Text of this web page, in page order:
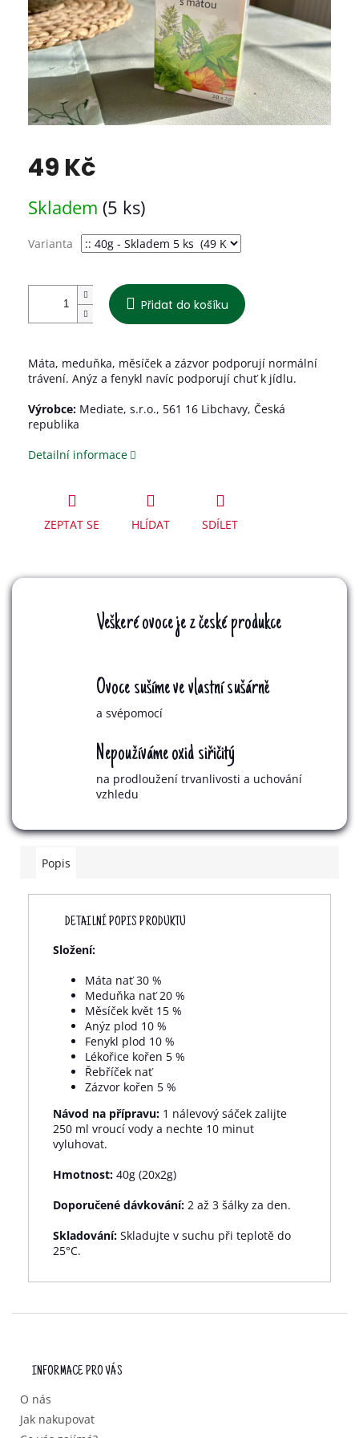
49 Kč
cena:
Skladem (5 ks)
Varianta
Přidat do košíku
Máta, meduňka, měsíček a zázvor podporují normální
trávení. Anýz a fenykl navíc podporují chuť k jídlu.
Výrobce: Mediate, s.r.o., 561 16 Libchavy, Česká
republika
Detailní informace
ZEPTAT SE HLÍDAT SDÍLET
Veškeré ovoce je z české produkce
Ovoce sušíme ve vlastní sušárně
a svépomocí
Nepoužíváme oxid siřičitý
na prodloužení trvanlivosti a uchování
vzhledu
Popis
DETAILNÍ POPIS PRODUKTU
Složení:
Máta nať 30 %
Meduňka nať 20 %
Měsíček květ 15 %
Anýz plod 10 %
Fenykl plod 10 %
Lékořice kořen 5 %
Řebříček nať
Zázvor kořen 5 %
Návod na přípravu: 1 nálevový sáček zalijte
250 ml vroucí vody a nechte 10 minut
vyluhovat.
Hmotnost: 40g (20x2g)
Doporučené dávkování: 2 až 3 šálky za den.
Skladování: Skladujte v suchu při teplotě do
25°C.
INFORMACE PRO VÁS
O nás
Jak nakupovat